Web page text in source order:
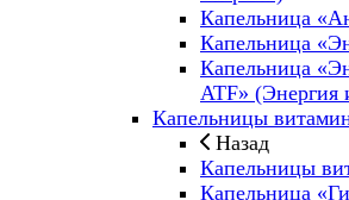
Капельница
Капельница
Капельница
ATF» (Энергия
Капельницы
Назад
Капельницы
Капельница